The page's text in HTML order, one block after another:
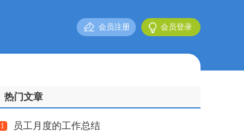
会员登录
会员注册
热门文章
1 员工月度的工作总结